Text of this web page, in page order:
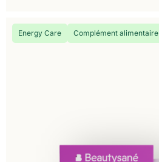
Energy Care Complément alimentaire